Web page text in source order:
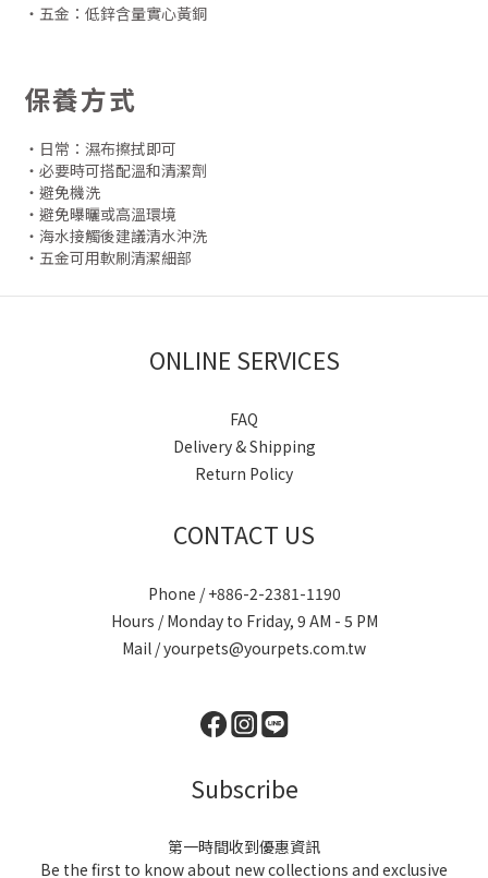
・五金：低鋅含量實心黃銅
保養方式
・日常：濕布擦拭即可
・必要時可搭配溫和清潔劑
・避免機洗
・避免曝曬或高溫環境
・海水接觸後建議清水沖洗
・五金可用軟刷清潔細部
ONLINE SERVICES
FAQ
Delivery & Shipping
Return Policy
CONTACT US
Phone / +886-2-2381-1190
Hours / Monday to Friday, 9 AM - 5 PM
Mail / yourpets@yourpets.com.tw
Subscribe
第一時間收到優惠資訊
Be the first to know about new collections and exclusive